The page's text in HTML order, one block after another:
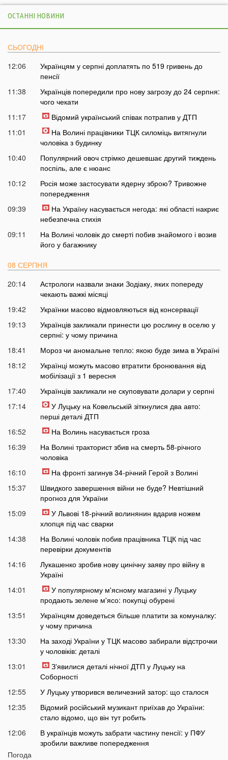
ОСТАННІ НОВИНИ
СЬОГОДНІ
12:06
Українцям у серпні доплатять по 519 гривень до
пенсії
11:38
Українців попередили про нову загрозу до 24 серпня:
чого чекати
11:17
Відомий український співак потрапив у ДТП
11:01
На Волині працівники ТЦК силоміць витягнули
чоловіка з будинку
10:40
Популярний овоч стрімко дешевшає другий тиждень
поспіль, але є нюанс
10:12
Росія може застосувати ядерну зброю? Тривожне
попередження
09:39
На Україну насувається негода: які області накриє
небезпечна стихія
09:11
На Волині чоловік до смерті побив знайомого і возив
його у багажнику
08 СЕРПНЯ
20:14
Астрологи назвали знаки Зодіаку, яких попереду
чекають важкі місяці
19:42
Українки масово відмовляються від консервації
19:13
Українців закликали принести цю рослину в оселю у
серпні: у чому причина
18:41
Мороз чи аномальне тепло: якою буде зима в Україні
18:12
Українці можуть масово втратити бронювання від
мобілізації з 1 вересня
17:40
Українців закликали не скуповувати долари у серпні
17:14
У Луцьку на Ковельській зіткнулися два авто:
перші деталі ДТП
16:52
На Волинь насувається гроза
16:39
На Волині тракторист збив на смерть 58-річного
чоловіка
16:10
На фронті загинув 34-річний Герой з Волині
15:37
Швидкого завершення війни не буде? Невтішний
прогноз для України
15:09
У Львові 18-річний волинянин вдарив ножем
хлопця під час сварки
14:38
На Волині чоловік побив працівника ТЦК під час
перевірки документів
14:16
Лукашенко зробив нову цинічну заяву про війну в
Україні
14:01
У популярному м'ясному магазині у Луцьку
продають зелене м'ясо: покупці обурені
13:51
Українцям доведеться більше платити за комуналку:
у чому причина
13:30
На заході України у ТЦК масово забирали відстрочки
у чоловіків: деталі
13:01
Зʼявилися деталі нічної ДТП у Луцьку на
Соборності
12:55
У Луцьку утворився величезний затор: що сталося
12:35
Відомий російський музикант приїхав до України:
стало відомо, що він тут робить
12:06
В українців можуть забрати частину пенсії: у ПФУ
зробили важливе попередження
11:34
Погода